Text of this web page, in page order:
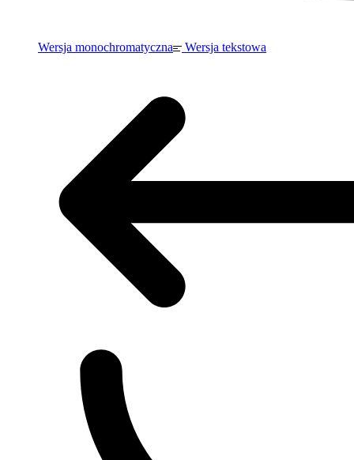
Wersja monochromatyczna Wersja tekstowa